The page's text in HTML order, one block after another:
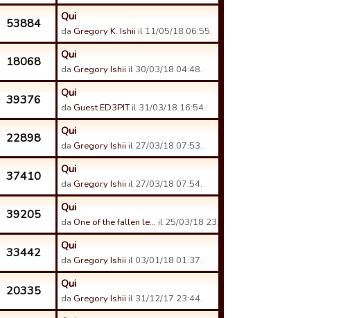
53884 Qui
da Gregory K. Ishii il 11/05/18 06:55.
18068 Qui
da Gregory Ishii il 30/03/18 04:48.
39376 Qui
da Guest ED3PITil 31/03/18 16:54.
22898 Qui
da Gregory Ishii il 27/03/18 07:53.
37410 Qui
da Gregory Ishii il 27/03/18 07:54.
39205 Qui
da One of the fallen le… il 25/03/18 23:07.
33442 Qui
da Gregory Ishii il 03/01/18 01:37.
20335 Qui
da Gregory Ishii il 31/12/17 23:44.